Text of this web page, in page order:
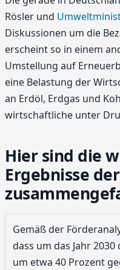
Rösler und
Diskussionen um die
erscheint so in einem
Umstellung auf
eine Belastung der
an Erdöl, Erdgas und
wirtschaftliche unter
Hier sind die
Ergebnisse
Gemäß der
dass um das Jahr
um etwa 40 Prozent